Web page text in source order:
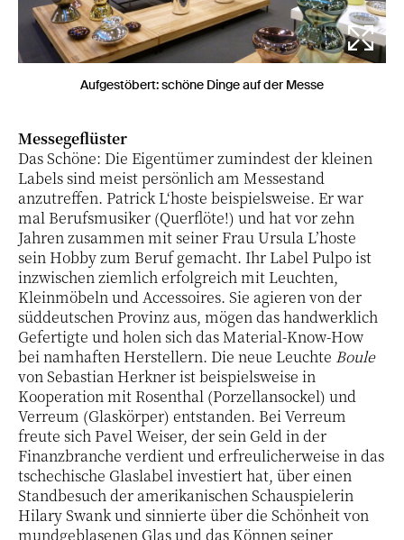
Aufgestöbert: schöne Dinge auf der Messe
Messegeflüster
Das Schöne: Die Eigentümer zumindest der kleinen
Labels sind meist persönlich am Messestand
anzutreffen. Patrick L‘hoste beispielsweise. Er war
mal Berufsmusiker (Querflöte!) und hat vor zehn
Jahren zusammen mit seiner Frau Ursula L’hoste
sein Hobby zum Beruf gemacht. Ihr Label Pulpo ist
inzwischen ziemlich erfolgreich mit Leuchten,
Kleinmöbeln und Accessoires. Sie agieren von der
süddeutschen Provinz aus, mögen das handwerklich
Gefertigte und holen sich das Material-Know-How
bei namhaften Herstellern. Die neue Leuchte Boule
von Sebastian Herkner ist beispielsweise in
Kooperation mit Rosenthal (Porzellansockel) und
Verreum (Glaskörper) entstanden. Bei Verreum
freute sich Pavel Weiser, der sein Geld in der
Finanzbranche verdient und erfreulicherweise in das
tschechische Glaslabel investiert hat, über einen
Standbesuch der amerikanischen Schauspielerin
Hilary Swank und sinnierte über die Schönheit von
mundgeblasenen Glas und das Können seiner